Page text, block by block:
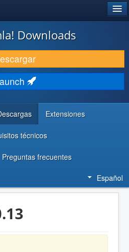
Downloads
Extensiones
técnicos
Preguntas frecuentes
Español